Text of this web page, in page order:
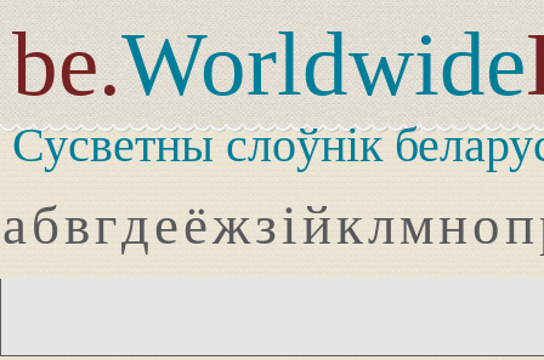
be.Worldwide
Сусветны слоўнік
абвгдеёжзійклмноп